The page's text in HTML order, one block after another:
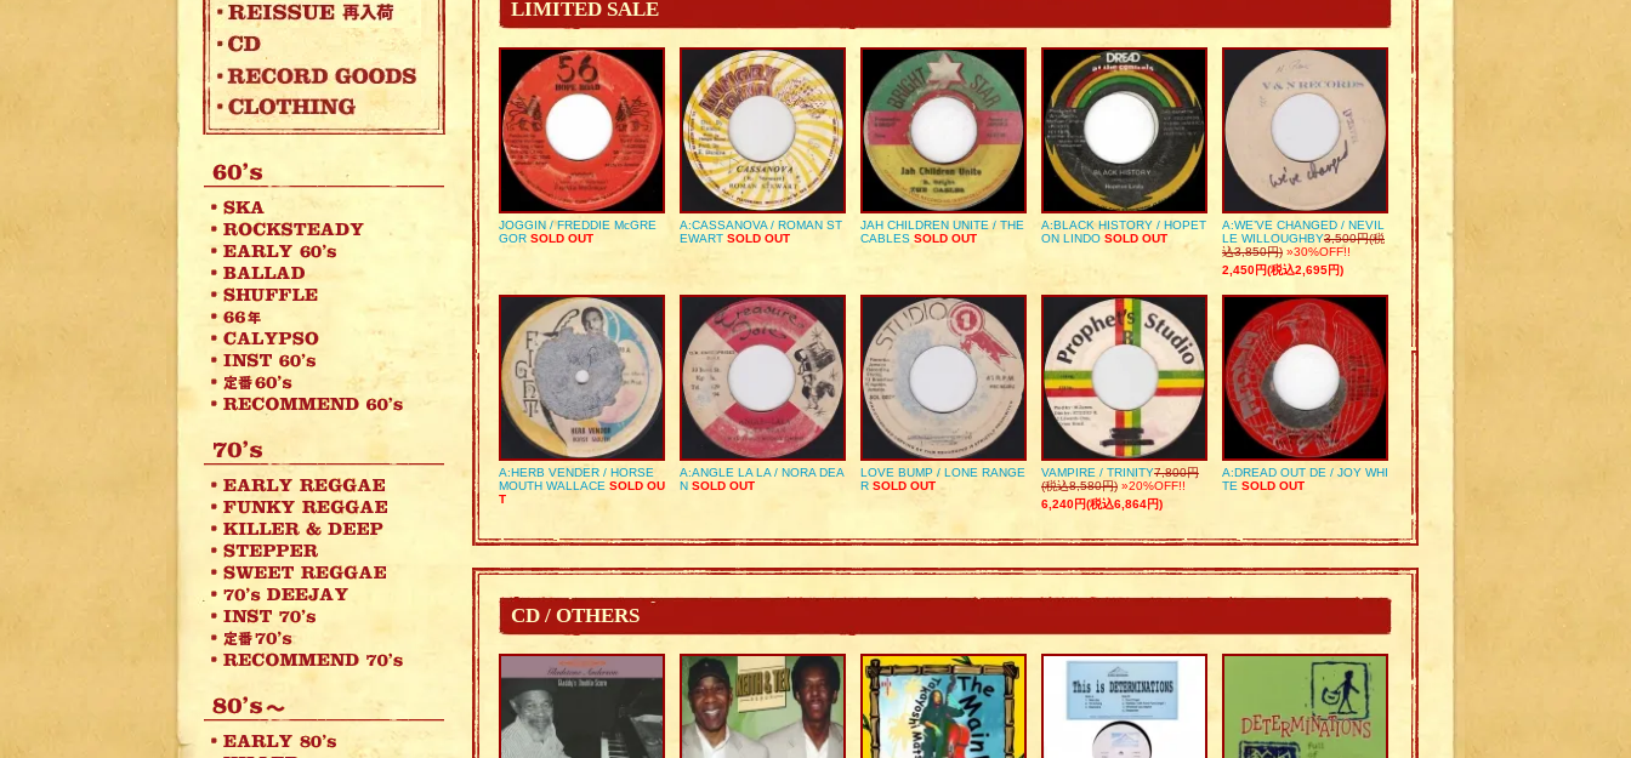
LIMITED SALE
JOGGIN / FREDDIE McGRE
GOR SOLD OUT
A:CASSANOVA / ROMAN ST
EWART SOLD OUT
JAH CHILDREN UNITE / THE
CABLES SOLD OUT
A:BLACK HISTORY / HOPET
ON LINDO SOLD OUT
A:WE’VE CHANGED / NEVIL
LE WILLOUGHBY3,500円(税
込3,850円) »30%OFF!!
2,450円(税込2,695円)
A:HERB VENDER / HORSE
MOUTH WALLACE SOLD OU
T
A:ANGLE LA LA / NORA DEA
N SOLD OUT
LOVE BUMP / LONE RANGE
R SOLD OUT
VAMPIRE / TRINITY7,800円
(税込8,580円) »20%OFF!!
6,240円(税込6,864円)
A:DREAD OUT DE / JOY WHI
TE SOLD OUT
CD / OTHERS